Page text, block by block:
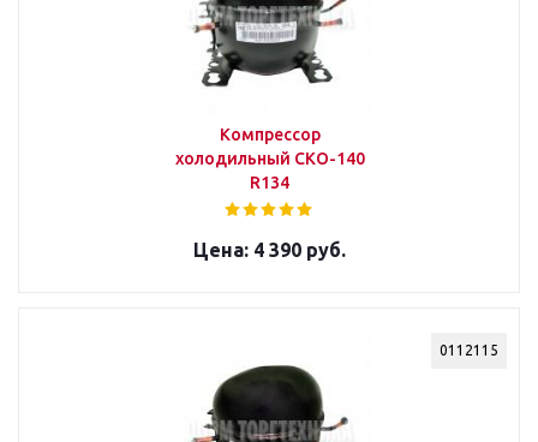
Компрессор
холодильный СКО-140
R134
4 390 руб.
0112115